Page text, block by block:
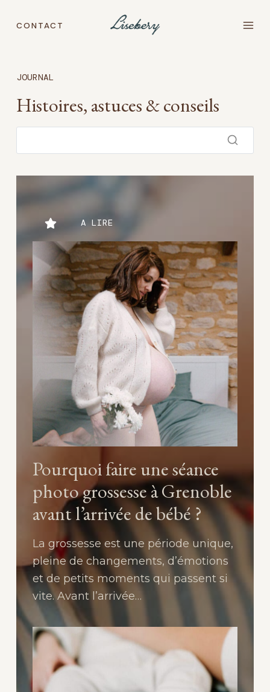
CONTACT
JOURNAL
Histoires, astuces & conseils
A LIRE
Pourquoi faire une séance
photo grossesse à Grenoble
avant l’arrivée de bébé ?
La grossesse est une période unique,
pleine de changements, d’émotions
et de petits moments qui passent si
vite. Avant l’arrivée…